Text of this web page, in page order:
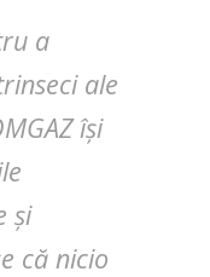
a
ale
își
și
că nicio